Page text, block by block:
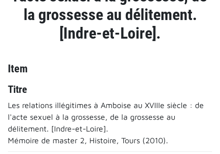
la grossesse au délitement.
[Indre-et-Loire].
Item
Titre
Les relations illégitimes à Amboise au XVIIIe siècle : de
l'acte sexuel à la grossesse, de la grossesse au
délitement. [Indre-et-Loire].
Mémoire de master 2, Histoire, Tours (2010).